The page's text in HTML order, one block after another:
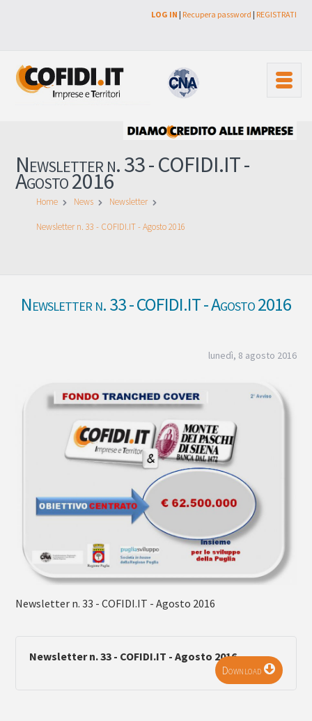
LOG IN | Recupera password | REGISTRATI
Newsletter n. 33 - COFIDI.IT -
Agosto 2016
Home News Newsletter
Newsletter n. 33 - COFIDI.IT - Agosto 2016
Newsletter n. 33 - COFIDI.IT - Agosto 2016
lunedì, 8 agosto 2016
Newsletter n. 33 - COFIDI.IT - Agosto 2016
Newsletter n. 33 - COFIDI.IT - Agosto 2016
Download